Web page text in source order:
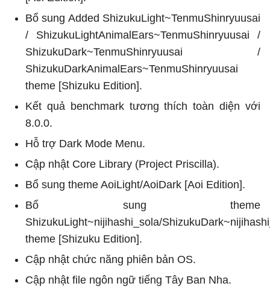
Bổ sung Added ShizukuLight~TenmuShinryuusai
/ ShizukuLightAnimalEars~TenmuShinryuusai /
ShizukuDark~TenmuShinryuusai /
ShizukuDarkAnimalEars~TenmuShinryuusai
theme [Shizuku Edition].
Kết quả benchmark tương thích toàn diện với
8.0.0.
Hỗ trợ Dark Mode Menu.
Cập nhật Core Library (Project Priscilla).
Bổ sung theme AoiLight/AoiDark [Aoi Edition].
Bổ sung theme
ShizukuLight~nijihashi_sola/
theme [Shizuku Edition].
Cập nhật chức năng phiên bản OS.
Cập nhật file ngôn ngữ tiếng Tây Ban Nha.